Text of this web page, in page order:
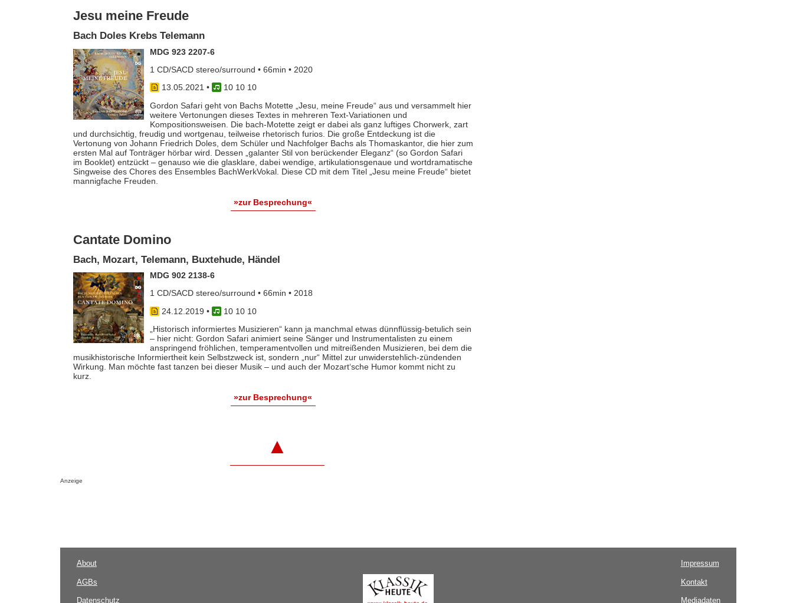
Jesu meine Freude
Bach Doles Krebs Telemann
MDG 923 2207-6
1 CD/SACD stereo/surround • 66min • 2020
13.05.2021 •
10 10 10
Gordon Safari geht von Bachs Motette „Jesu, meine Freude“ aus und versammelt hier
weitere Vertonungen dieses Textes in mehreren Text-Variationen und
Kompositionsweisen. Die bach-Motette zeigt er dabei als ganz luftiges Chorwerk, zart
und durchsichtig, freudig und wortgenau, teilweise rhetorisch furios. Die große Entdeckung ist die
Vertonung von Johann Friedrich Doles, dem Schüler und Nachfolger Bachs als Thomaskantor, die hier zum
ersten Mal auf Tonträger hörbar wird. Dessen „galanter Stil von berückender Eleganz“ (so Gordon Safari
im Booklet) entzückt – genauso wie die glasklare, dabei wendige, artikulationsgenaue und wortdramatische
Singweise des Chores des Ensembles BachWerkVokal. Diese CD mit dem Titel „Jesu meine Freude“ bietet
mannigfache Freuden.
»zur Besprechung«
Cantate Domino
Bach, Mozart, Telemann, Buxtehude, Händel
MDG 902 2138-6
1 CD/SACD stereo/surround • 66min • 2018
24.12.2019 •
10 10 10
„Historisch informiertes Musizieren“ kann ja manchmal etwas dünnflüssig-betulich sein
– hier nicht: Gordon Safari animiert seine Sänger und Instrumentalisten zu einem
anspringend fröhlichen, temperamentvollen und mitreißenden Musizieren, bei dem die
musikhistorische Informiertheit kein Selbstzweck ist, sondern „nur“ Mittel zur unwiderstehlich-zündenden
Wirkung. Man möchte fast tanzen bei dieser Musik – und auch der Mozart‘sche Humor kommt nicht zu
kurz.
»zur Besprechung«
▲
Anzeige
About
AGBs
Datenschutz
Impressum
Kontakt
Mediadaten